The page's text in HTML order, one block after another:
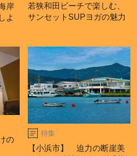
岸
よ
若狭和田ビーチで楽しむ、
サンセットSUPヨガの魅力
の
特集
【小浜市】 迫力の断崖美